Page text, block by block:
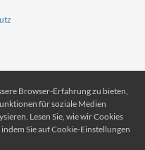
Browser-Erfahrung zu bieten,
für soziale Medien
Lesen Sie, wie wir Cookies
Sie auf Cookie-Einstellungen